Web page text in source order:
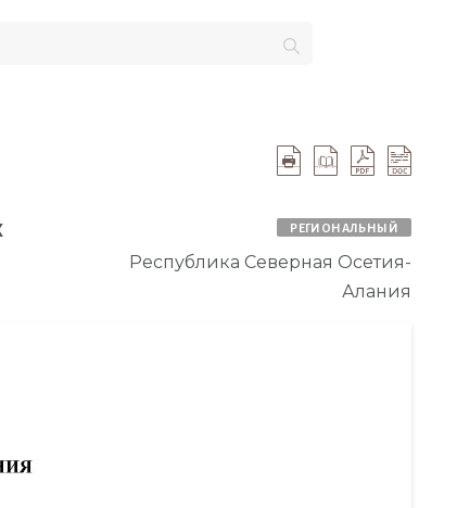
РЕГИОНАЛЬНЫЙ
Республика Северная Осетия-
Алания